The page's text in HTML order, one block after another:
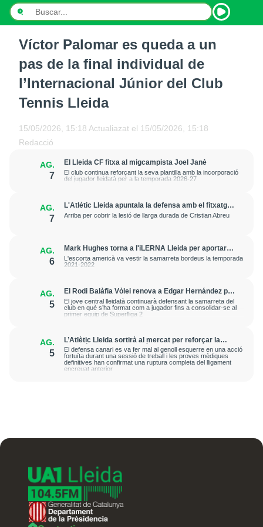
NOTÍCIES
PROGRAMES
CONTACTE
Víctor Palomar es queda a un
pas de la final individual de
l’Internacional Júnior del Club
Tennis Lleida
15/05/2026, 15:18 Actualiazat el 15/05/2026, 15:18
Redacció
AG.
7
El Lleida CF fitxa al migcampista Joel Jané
El club continua reforçant la seva plantilla amb la incorporació
del jugador lleidatà per a la temporada 2026-27
AG.
7
L'Atlètic Lleida apuntala la defensa amb el fitxatge
del central Fer Romero
Arriba per cobrir la lesió de llarga durada de Cristian Abreu
AG.
6
Mark Hughes torna a l'iLERNA Lleida per aportar
amenaça exterior
L'escorta americà va vestir la samarreta bordeus la temporada
2021-2022
AG.
5
El Rodi Balàfia Vòlei renova a Edgar Hernández per
a la temporada 2026-2027
El jove central lleidatà continuarà defensant la samarreta del
club en què s’ha format com a jugador fins a consolidar-se al
primer equip de Superlliga 2
AG.
5
L’Atlètic Lleida sortirà al mercat per reforçar la
posició de central després de la greu lesió que ha
patit Cristian Abreu
El defensa canari es va fer mal al genoll esquerre en una acció
fortuïta durant una sessió de treball i les proves mèdiques
definitives han confirmat una ruptura completa del lligament
encreuat anterior